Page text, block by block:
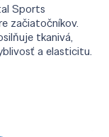
Sports
začiatočníkov.
tkanivá,
a elasticitu.